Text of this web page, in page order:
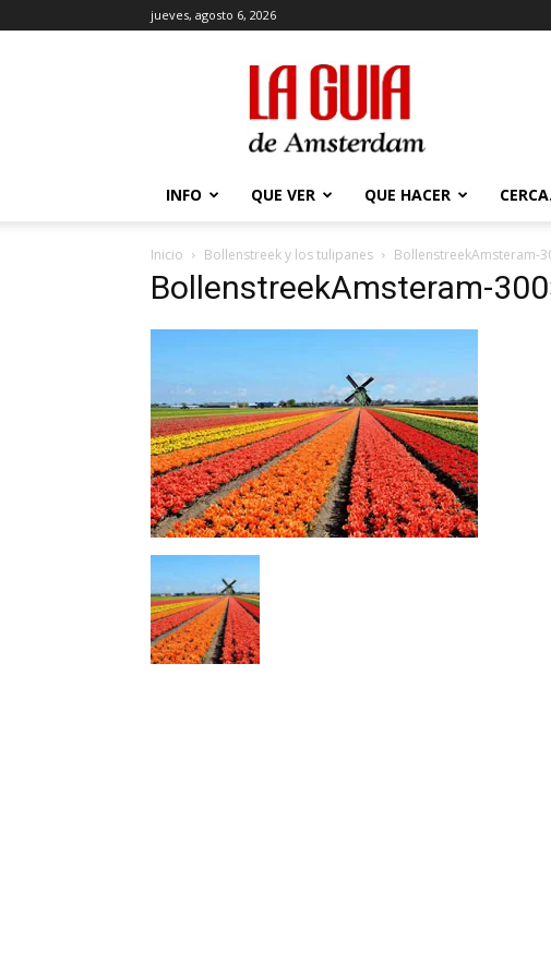
jueves, agosto 6, 2026
La
Guía
de
Amsterdam
INFO QUE VER QUE HACER
Inicio Bollenstreek y los tulipanes BollenstreekAmsteram-
BollenstreekAmsteram-